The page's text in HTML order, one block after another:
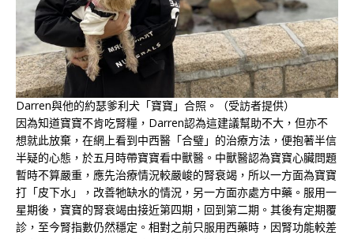
Darren與他的約瑟爹利犬「寶寶」合照。（受訪者提供）
因為知道寶寶不肯吃腎糧，Darren認為這建議幫助不大，但亦不
想就此放棄，在網上看到中西醫「合璧」的治療方法，便抱著半信
半疑的心態，於五月時帶寶寶看中獸醫。中獸醫認為寶寶心臟問題
暫時不算嚴重，應先治療情況較嚴峻的腎衰竭，所以一方面為寶寶
打「皮下水」，改善牠缺水的情況，另一方面亦處方中藥。服用一
星期後，寶寶的腎衰竭由接近第四期，回到第二期。其後有定期覆
診，至今腎指數仍然穩定。相對之前只服用西藥時，因腎功能較差